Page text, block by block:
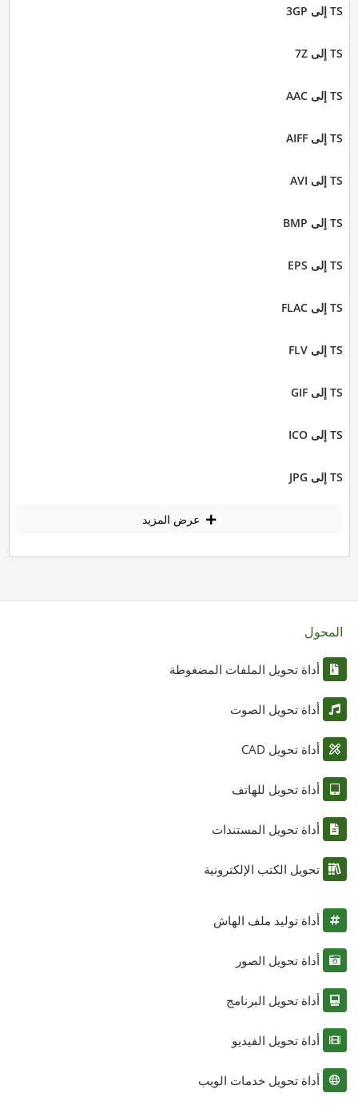
TS إلى 3GP
TS إلى 7Z
TS إلى AAC
TS إلى AIFF
TS إلى AVI
TS إلى BMP
TS إلى EPS
TS إلى FLAC
TS إلى FLV
TS إلى GIF
TS إلى ICO
TS إلى JPG
عرض المزيد
المحول
أداة تحويل الملفات المضغوطة
أداة تحويل الصوت
أداة تحويل CAD
أداة تحويل للهاتف
أداة تحويل المستندات
تحويل الكتب الإلكترونية
أداة توليد ملف الهاش
أداة تحويل الصور
أداة تحويل البرنامج
أداة تحويل الفيديو
أداة تحويل خدمات الويب